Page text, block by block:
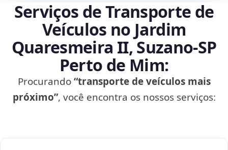
Serviços de Transporte de
Veículos no Jardim
Quaresmeira II, Suzano‑SP
Perto de Mim:
Procurando“transporte de veículos mais
próximo”, você encontra os nossos serviços: